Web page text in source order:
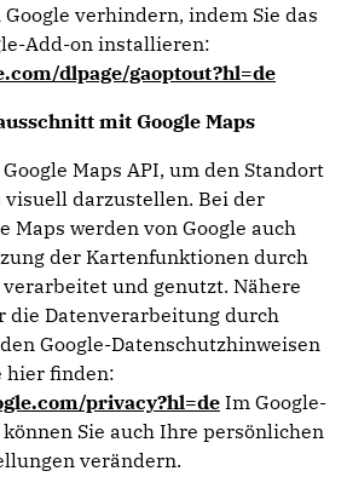
verhindern, indem Sie das
Add-on installieren:
dlpage/gaoptout?hl=de
mit Google Maps
Maps API, um den Standort
visuell darzustellen. Bei der
Maps werden von Google auch
der Kartenfunktionen durch
und genutzt. Nähere
die Datenverarbeitung durch
Google-Datenschutzhinweisen
hier finden:
privacy?hl=de Im Google-
Sie auch Ihre persönlichen
verändern.